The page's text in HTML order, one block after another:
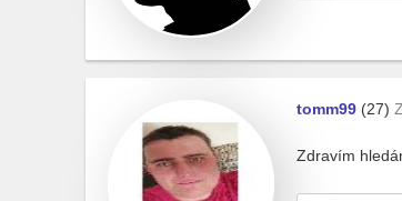
tomm99 (27)
Zdravím